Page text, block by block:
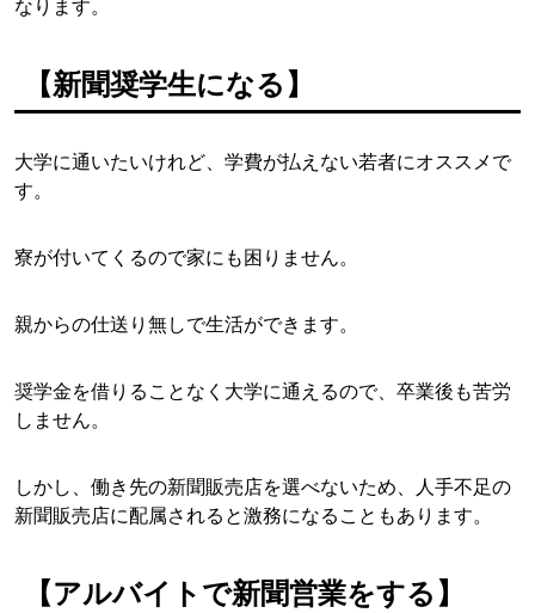
なります。
【新聞奨学生になる】
大学に通いたいけれど、学費が払えない若者にオススメで
す。
寮が付いてくるので家にも困りません。
親からの仕送り無しで生活ができます。
奨学金を借りることなく大学に通えるので、卒業後も苦労
しません。
しかし、働き先の新聞販売店を選べないため、人手不足の
新聞販売店に配属されると激務になることもあります。
【アルバイトで新聞営業をする】